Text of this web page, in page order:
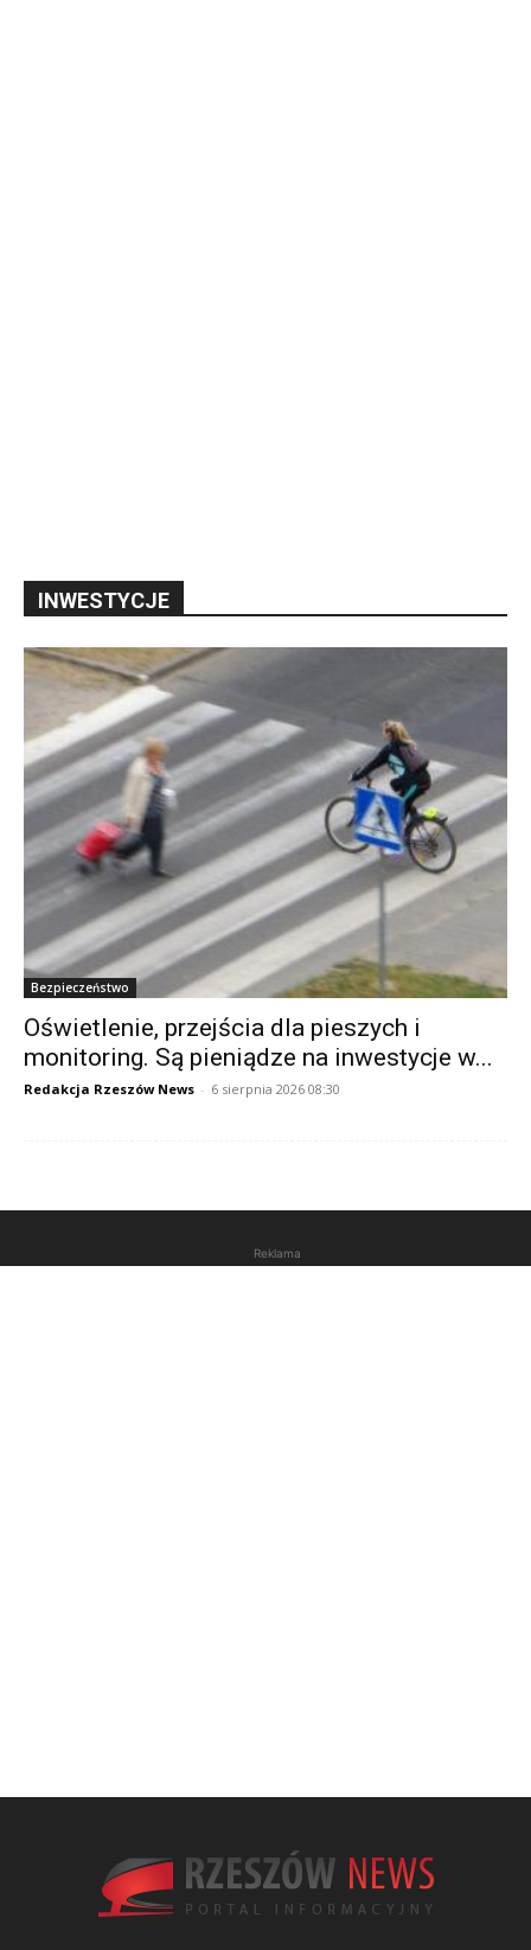
INWESTYCJE
Bezpieczeństwo
Oświetlenie, przejścia dla pieszych i
monitoring. Są pieniądze na inwestycje w...
Redakcja Rzeszów News - 6 sierpnia 2026 08:30
Reklama